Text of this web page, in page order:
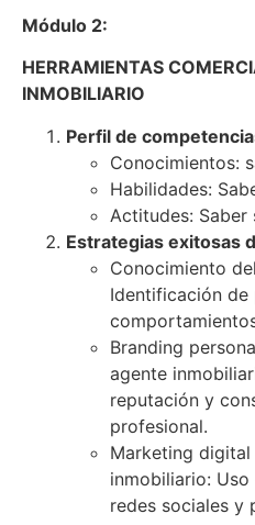
Módulo 2:
HERRAMIENTAS
INMOBILIARIO
Perfil de
Conocimientos:
Habilidades:
Actitudes: Saber
Estrategias exitosas
Conocimiento
Identificación de
Branding
agente
reputación y
profesional.
Marketing
inmobiliario:
redes sociales y